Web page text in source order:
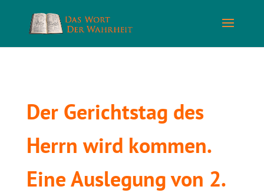
Der Gerichtstag des
Herrn wird kommen.
Eine Auslegung von 2.